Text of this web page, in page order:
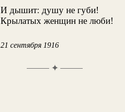
И дышит: душу не губи!
Крылатых женщин не люби!
21 сентября 1916
✦